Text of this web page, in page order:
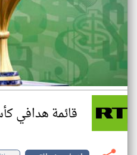
قائمة هدافي كأس